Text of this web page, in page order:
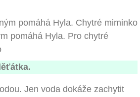
pomáhá Hyla. Pro chytré
Jen voda dokáže zachytit